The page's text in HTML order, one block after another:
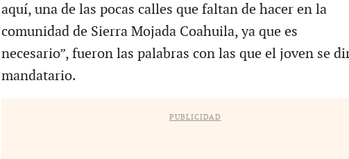
aquí, una de las pocas calles que faltan de hacer en la
comunidad de Sierra Mojada Coahuila, ya que es
necesario”, fueron las palabras con las que el joven se
mandatario.
PUBLICIDAD